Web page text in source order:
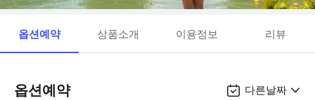
옵션예약 상품소개 이용정보 리뷰
옵션예약 다른날짜